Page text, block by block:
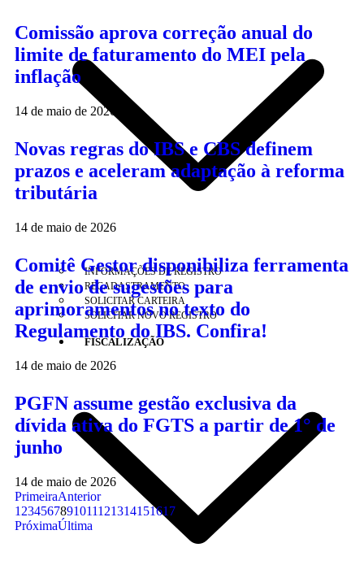
INFORMAÇÕES DE REGISTRO
RECADASTRAMENTO
SOLICITAR CARTEIRA
SOLICITAR NOVO REGISTRO
FISCALIZAÇÃO
Comissão aprova correção anual do
limite de faturamento do MEI pela
inflação
14 de maio de 2026
Novas regras do IBS e CBS definem
prazos e aceleram adaptação à reforma
tributária
14 de maio de 2026
Comitê Gestor disponibiliza ferramenta
de envio de sugestões para
aprimoramentos no texto do
Regulamento do IBS. Confira!
14 de maio de 2026
PGFN assume gestão exclusiva da
dívida ativa do FGTS a partir de 1° de
junho
14 de maio de 2026
PrimeiraAnterior
1 234567891011121314151617
PróximaÚltima